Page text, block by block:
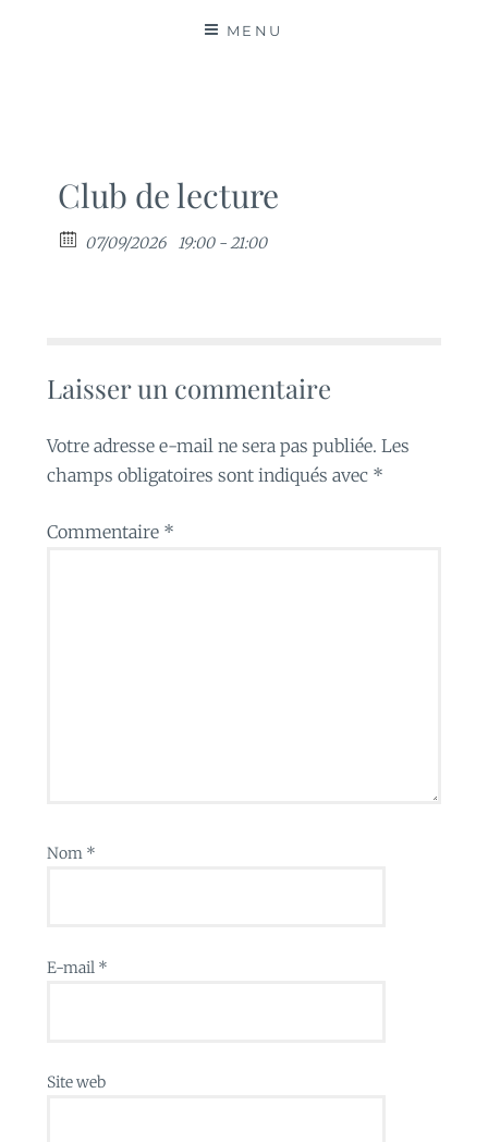
MENU
Club de lecture
07/09/2026 19:00 - 21:00
Laisser un commentaire
Votre adresse e-mail ne sera pas publiée. Les
champs obligatoires sont indiqués avec *
Commentaire *
Nom *
E-mail *
Site web